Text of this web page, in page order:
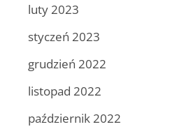
luty 2023
styczeń 2023
grudzień 2022
listopad 2022
październik 2022